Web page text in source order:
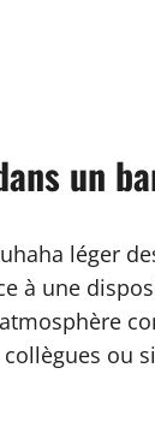
un
léger
à une
ou